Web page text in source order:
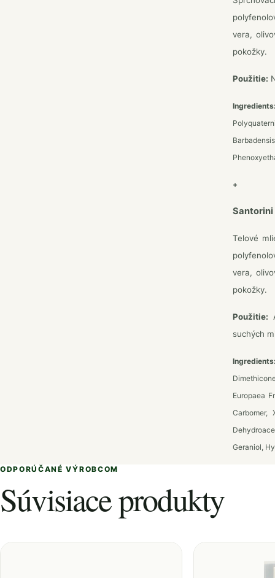
vera,
pokožky.
Použitie:
Ingredients:
+
Santorini
Telové
vera,
pokožky.
Použitie:
suchých
Ingredients:
Europaea
Carbomer,
Geraniol,
ODPORÚČANÉ VÝROBCOM
Súvisiace produkty